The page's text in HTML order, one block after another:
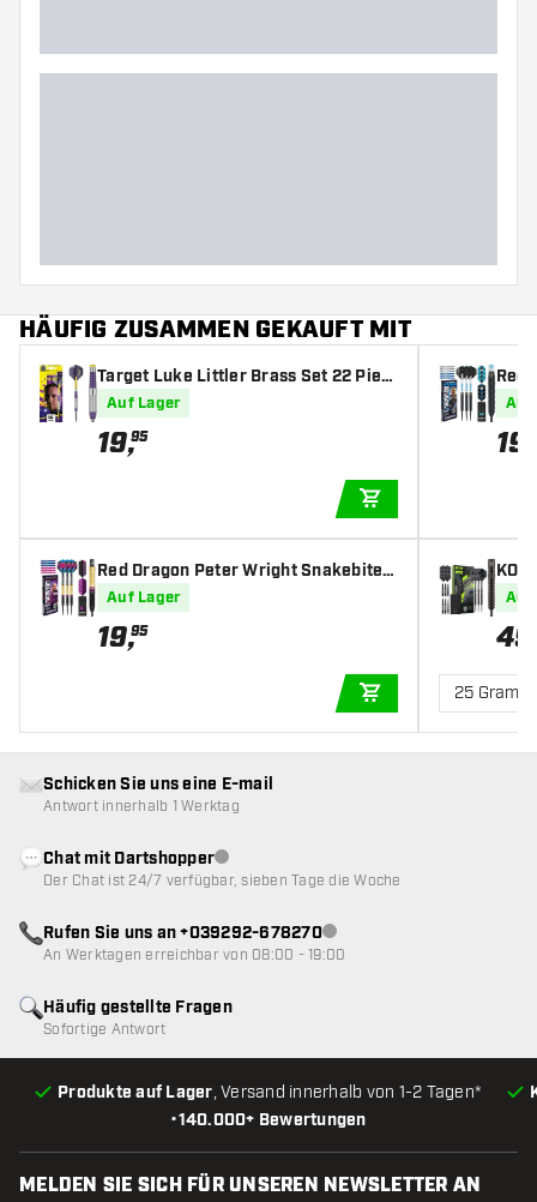
HÄUFIG ZUSAMMEN GEKAUFT MIT
Target Luke Littler Brass Set 22 Piec
es - Dartpfeile
Auf Lager
19,95
Red Dragon Peter Wright Snakebite B
rass Dartshopper Exclusives - Dartpf
eile
Auf Lager
19,95
IN DEN
Red
ss
e
Auf
19
Auf
49
25 Gramm
•140.000+ Bewertungen
Produkte auf Lager, Versand innerhalb von 1-2 Tagen*
Häufig gestellte Fragen
Sofortige Antwort
Schicken Sie uns eine E-mail
Antwort innerhalb 1 Werktag
Chat mit DartshopperKundenservice nicht verfügbar
Der Chat ist 24/7 verfügbar, sieben Tage die Woche
Rufen Sie uns an +039292-678270Kundenservice nicht
An Werktagen erreichbar von 08:00 - 19:00
MELDEN SIE SICH FÜR UNSEREN NEWSLETTER AN